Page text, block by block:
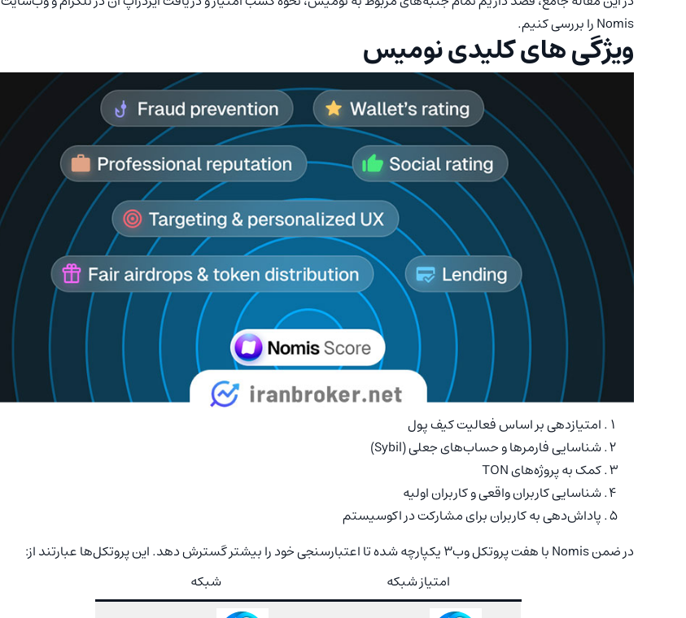
Nomis را بررسی کنیم.
ویژگی‌ های کلیدی نومیس
امتیازدهی بر اساس فعالیت کیف پول
شناسایی فارمرها و حساب‌های جعلی (Sybil)
کمک به پروژه‌های TON
شناسایی کاربران واقعی و کاربران اولیه
پاداش‌دهی به کاربران برای مشارکت در اکوسیستم
در ضمن Nomis با هفت پروتکل وب۳ یکپارچه شده تا اعتبارسنجی خود را بیشتر گسترش دهد. این پروتکل‌ها عبارتند از:
امتیاز شبکه
شبکه